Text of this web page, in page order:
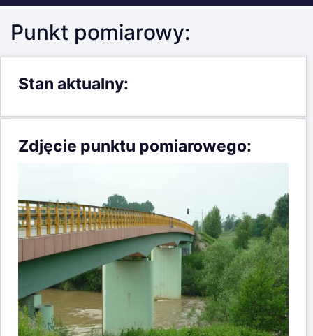
Punkt pomiarowy:
Stan aktualny:
Zdjęcie punktu pomiarowego: